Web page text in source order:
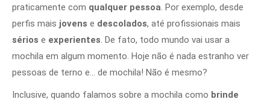
praticamente com qualquer pessoa . Por exemplo, desde
perfis mais jovens e descolados, até profissionais mais
sérios e experientes . De fato, todo mundo vai usar a
mochila em algum momento. Hoje não é nada estranho ver
pessoas de terno e… de mochila! Não é mesmo?
Inclusive, quando falamos sobre a mochila como brinde